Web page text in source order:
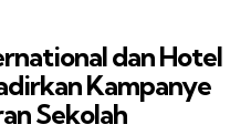
dan Hotel
Kampanye
Sekolah